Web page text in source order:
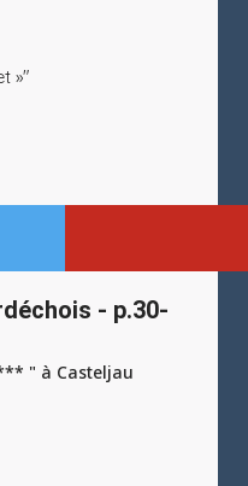
»"
- p.30-
" à Casteljau